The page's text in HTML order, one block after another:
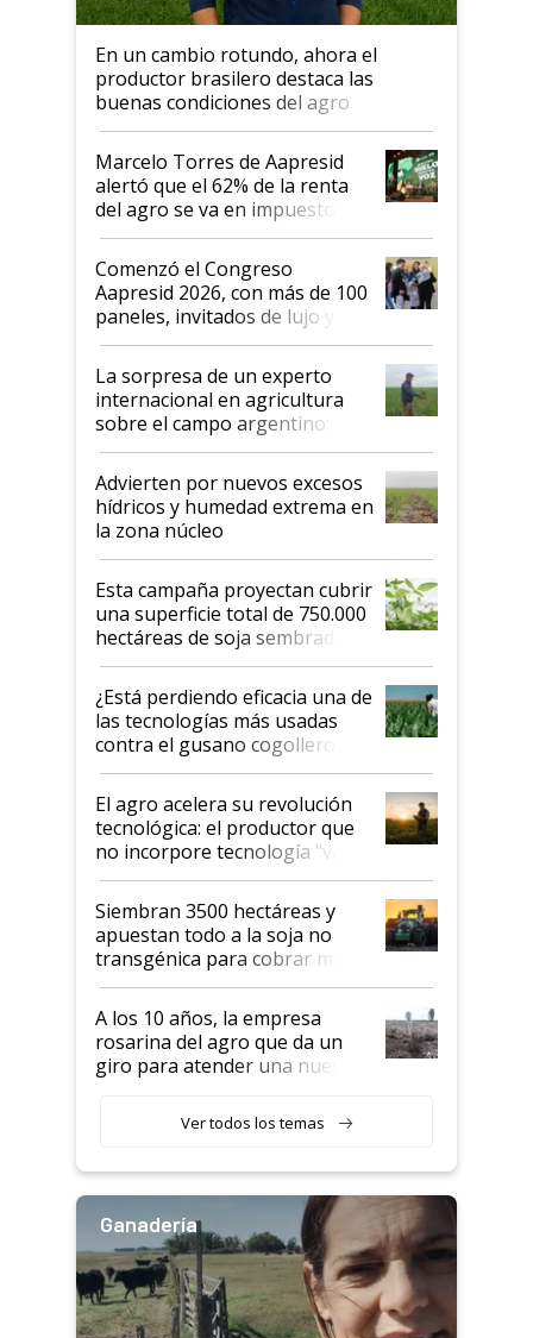
En un cambio rotundo, ahora el
productor brasilero destaca las
buenas condiciones del agro
argentino para invertir: "Los veo
más motivados"
Marcelo Torres de Aapresid
alertó que el 62% de la renta
del agro se va en impuestos:
"No es bueno que en
Argentina se sigan discutiendo
las mismas cosas de hace 50
años"
Comenzó el Congreso
Aapresid 2026, con más de 100
paneles, invitados de lujo y
todas las tendencias
La sorpresa de un experto
internacional en agricultura
sobre el campo argentino:
"Estoy muy impresionado"
Advierten por nuevos excesos
hídricos y humedad extrema en
la zona núcleo
Esta campaña proyectan cubrir
una superficie total de 750.000
hectáreas de soja sembradas
con una nueva generación de
variedades que marcan un
salto tecnológico en genética y
rendimiento
¿Está perdiendo eficacia una de
las tecnologías más usadas
contra el gusano cogollero? El
desafío de una tecnología clave
El agro acelera su revolución
tecnológica: el productor que
no incorpore tecnología "va a
perder el tren"
Siembran 3500 hectáreas y
apuestan todo a la soja no
transgénica para cobrar más
por tonelada: compraron un
semillero
A los 10 años, la empresa
rosarina del agro que da un
giro para atender una nueva
Ver todos los temas
Ganadería